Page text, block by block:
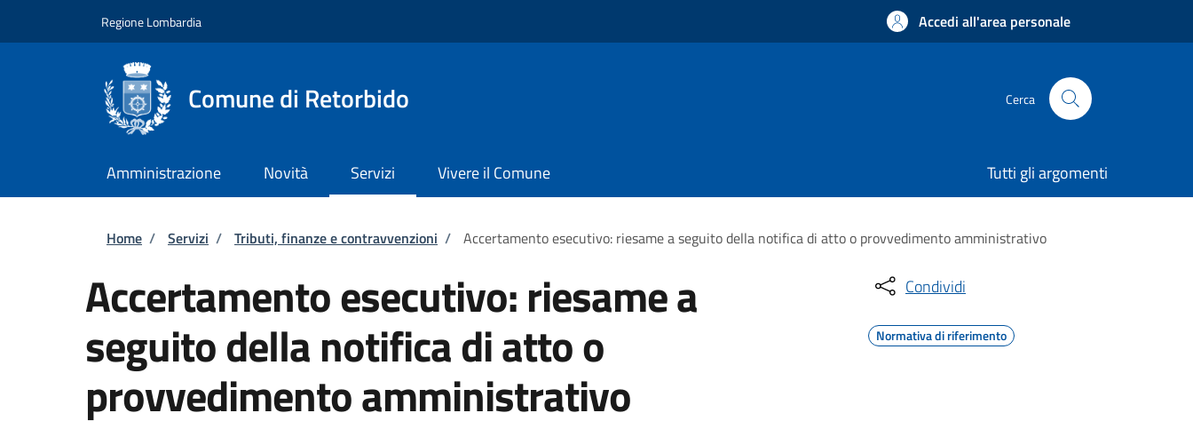
Regione Lombardia Accedi all'area personale
Comune di Retorbido Cerca
Amministrazione Novità Servizi Vivere il Comune Tutti gli argomenti
Briciole di pane
Home / Servizi / Tributi, finanze e contravvenzioni / Accertamento esecutivo: riesame a seguito della notifica di atto o provvedimento amministrativo
Accertamento esecutivo: riesame a
seguito della notifica di atto o
provvedimento amministrativo
Condividi
Normativa di riferimento